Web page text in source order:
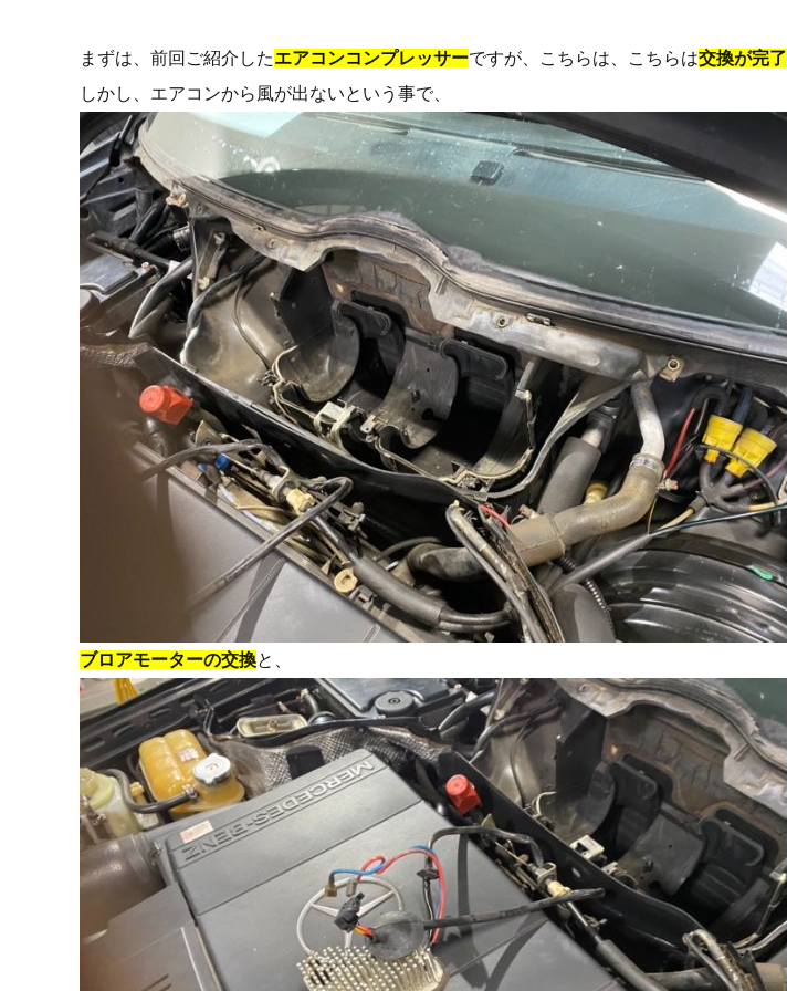
まずは、前回ご紹介したエアコンコンプレッサーですが、こちらは、こちらは交換が完了
しかし、エアコンから風が出ないという事で、
ブロアモーターの交換と、